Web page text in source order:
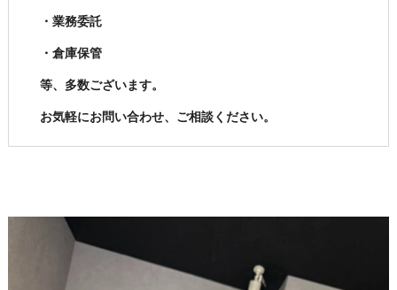
・業務委託
・倉庫保管
等、多数ございます。
お気軽にお問い合わせ、ご相談ください。